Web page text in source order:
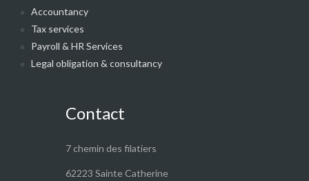
Accountancy
Tax services
Payroll & HR Services
Legal obligation & consultancy
Contact
7 chemin des filatiers
62223 Sainte Catherine